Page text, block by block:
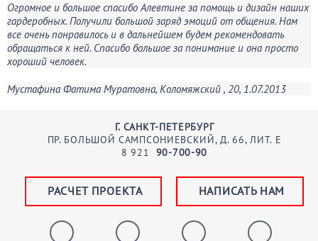
Огромное и большое спасибо Алевтине за помощь и дизайн наших
гардеробных. Получили большой заряд эмоций от общения. Нам
все очень понравилось и в дальнейшем будем рекомендовать
обращаться к ней. Спасибо большое за понимание и она просто
хороший человек.
Мустафина Фатима Муратовна, Коломяжский , 20, 1.07.2013
Г. САНКТ-ПЕТЕРБУРГ
ПР. БОЛЬШОЙ САМПСОНИЕВСКИЙ, Д. 66, ЛИТ. Е
8921 90-700-90
РАСЧЕТ ПРОЕКТА НАПИСАТЬ НАМ